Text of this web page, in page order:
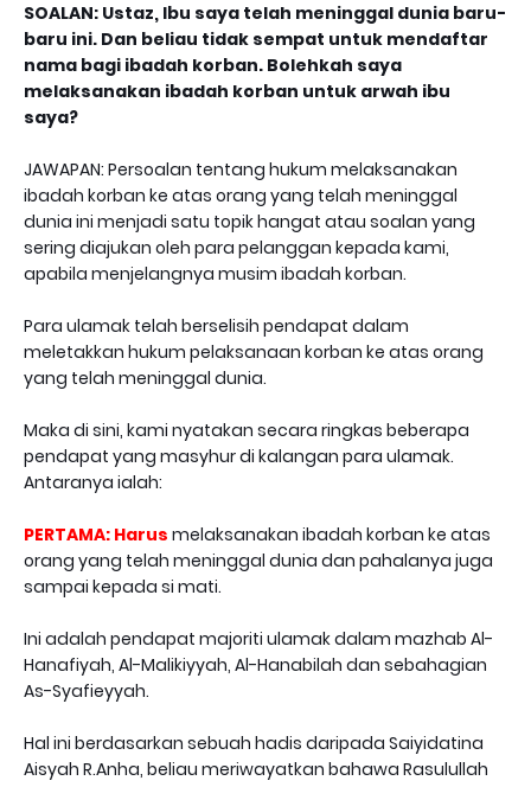
SOALAN: Ustaz, Ibu saya telah meninggal dunia baru-
baru ini. Dan beliau tidak sempat untuk mendaftar
nama bagi ibadah korban. Bolehkah saya
melaksanakan ibadah korban untuk arwah ibu
saya?
JAWAPAN: Persoalan tentang hukum melaksanakan
ibadah korban ke atas orang yang telah meninggal
dunia ini menjadi satu topik hangat atau soalan yang
sering diajukan oleh para pelanggan kepada kami,
apabila menjelangnya musim ibadah korban.
Para ulamak telah berselisih pendapat dalam
meletakkan hukum pelaksanaan korban ke atas orang
yang telah meninggal dunia.
Maka di sini, kami nyatakan secara ringkas beberapa
pendapat yang masyhur di kalangan para ulamak.
Antaranya ialah:
PERTAMA: Harus melaksanakan ibadah korban ke atas
orang yang telah meninggal dunia dan pahalanya juga
sampai kepada si mati.
Ini adalah pendapat majoriti ulamak dalam mazhab Al-
Hanafiyah, Al-Malikiyyah, Al-Hanabilah dan sebahagian
As-Syafieyyah.
Hal ini berdasarkan sebuah hadis daripada Saiyidatina
Aisyah R.Anha, beliau meriwayatkan bahawa Rasulullah